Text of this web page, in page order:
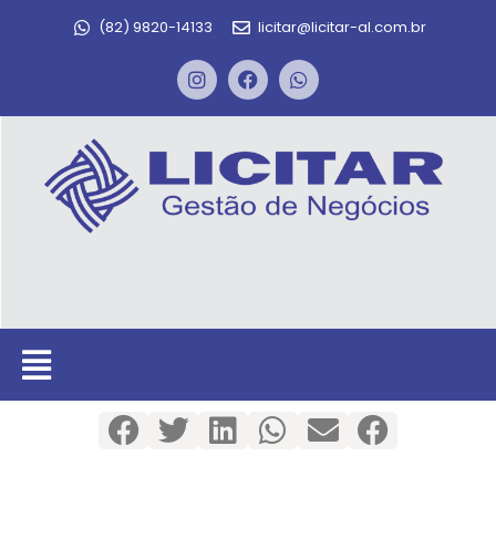
(82) 9820-14133 licitar@licitar-al.com.br